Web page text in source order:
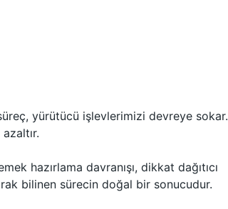
yürütücü işlevlerimizi devreye sokar.
hazırlama davranışı, dikkat dağıtıcı
bilinen sürecin doğal bir sonucudur.